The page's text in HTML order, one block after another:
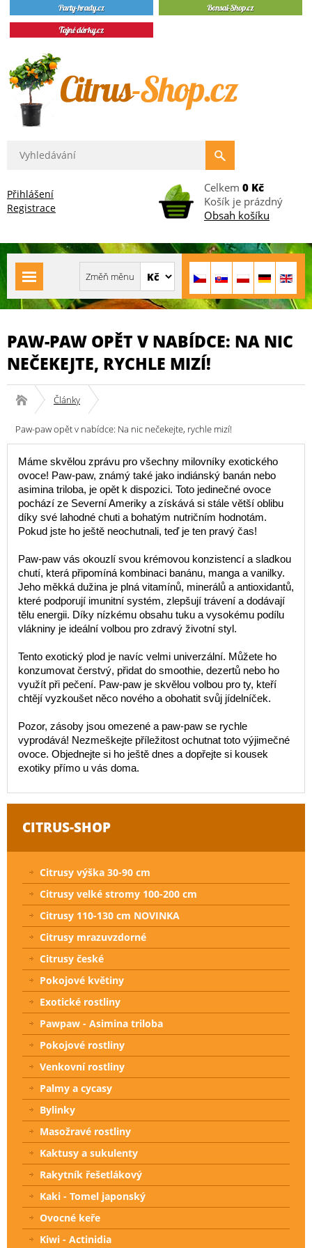
Přihlášení
Registrace
Celkem 0 Kč
Košík je prázdný
Obsah košíku
PAW-PAW OPĚT V NABÍDCE: NA NIC
NEČEKEJTE, RYCHLE MIZÍ!
Články
Paw-paw opět v nabídce: Na nic nečekejte, rychle mizí!
Máme skvělou zprávu pro všechny milovníky exotického
ovoce! Paw-paw, známý také jako indiánský banán nebo
asimina triloba, je opět k dispozici. Toto jedinečné ovoce
pochází ze Severní Ameriky a získává si stále větší oblibu
díky své lahodné chuti a bohatým nutričním hodnotám.
Pokud jste ho ještě neochutnali, teď je ten pravý čas!
Paw-paw vás okouzlí svou krémovou konzistencí a sladkou
chutí, která připomíná kombinaci banánu, manga a vanilky.
Jeho měkká dužina je plná vitamínů, minerálů a antioxidantů,
které podporují imunitní systém, zlepšují trávení a dodávají
tělu energii. Díky nízkému obsahu tuku a vysokému podílu
vlákniny je ideální volbou pro zdravý životní styl.
Tento exotický plod je navíc velmi univerzální. Můžete ho
konzumovat čerstvý, přidat do smoothie, dezertů nebo ho
využít při pečení. Paw-paw je skvělou volbou pro ty, kteří
chtějí vyzkoušet něco nového a obohatit svůj jídelníček.
Pozor, zásoby jsou omezené a paw-paw se rychle
vyprodává! Nezmeškejte příležitost ochutnat toto výjimečné
ovoce. Objednejte si ho ještě dnes a dopřejte si kousek
exotiky přímo u vás doma.
CITRUS-SHOP
Citrusy výška 30-90 cm
Citrusy velké stromy 100-200 cm
Citrusy 110-130 cm NOVINKA
Citrusy mrazuvzdorné
Citrusy české
Pokojové květiny
Exotické rostliny
Pawpaw - Asimina triloba
Pokojové rostliny
Venkovní rostliny
Palmy a cycasy
Bylinky
Masožravé rostliny
Kaktusy a sukulenty
Rakytník řešetlákový
Kaki - Tomel japonský
Ovocné keře
Kiwi - Actinidia